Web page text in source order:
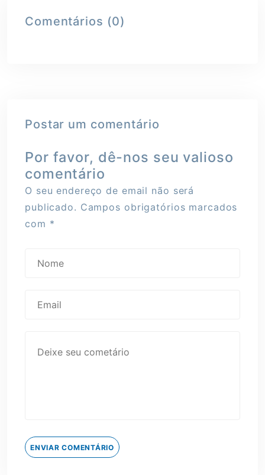
Comentários (0)
Postar um comentário
Por favor, dê-nos seu valioso
comentário
O seu endereço de email não será
publicado. Campos obrigatórios marcados
com *
ENVIAR COMENTÁRIO